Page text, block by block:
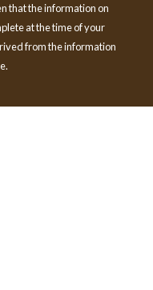
that the information on
at the time of your
from the information